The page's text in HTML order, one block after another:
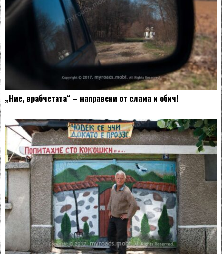
„Ние, врабчетата“ – направени от слама и обич!